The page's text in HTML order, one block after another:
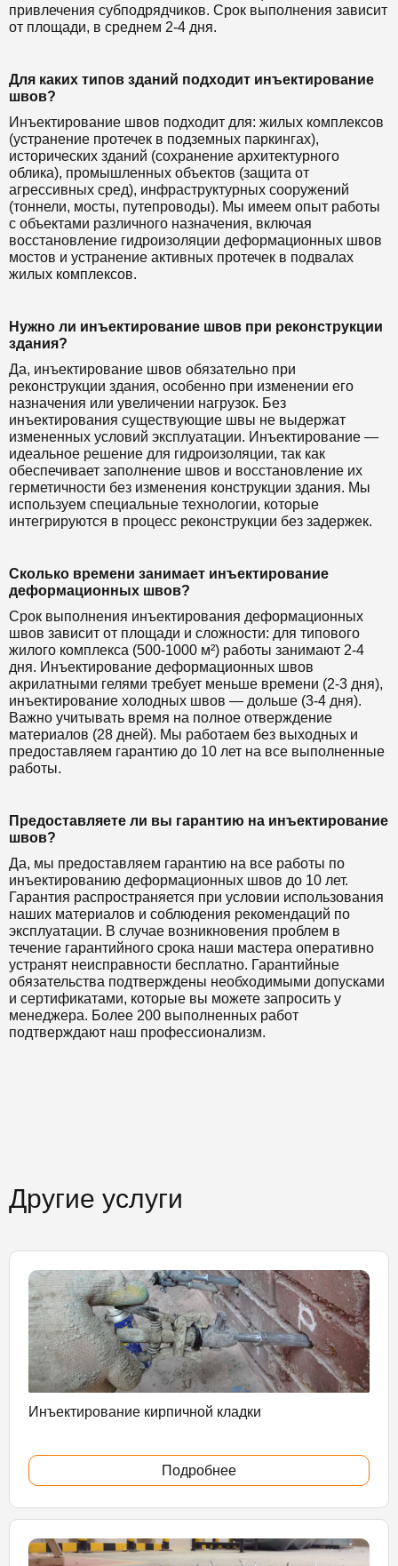
привлечения субподрядчиков. Срок выполнения зависит
от площади, в среднем 2-4 дня.
Для каких типов зданий подходит инъектирование
швов?
Инъектирование швов подходит для: жилых комплексов
(устранение протечек в подземных паркингах),
исторических зданий (сохранение архитектурного
облика), промышленных объектов (защита от
агрессивных сред), инфраструктурных сооружений
(тоннели, мосты, путепроводы). Мы имеем опыт работы
с объектами различного назначения, включая
восстановление гидроизоляции деформационных швов
мостов и устранение активных протечек в подвалах
жилых комплексов.
Нужно ли инъектирование швов при реконструкции
здания?
Да, инъектирование швов обязательно при
реконструкции здания, особенно при изменении его
назначения или увеличении нагрузок. Без
инъектирования существующие швы не выдержат
измененных условий эксплуатации. Инъектирование —
идеальное решение для гидроизоляции, так как
обеспечивает заполнение швов и восстановление их
герметичности без изменения конструкции здания. Мы
используем специальные технологии, которые
интегрируются в процесс реконструкции без задержек.
Сколько времени занимает инъектирование
деформационных швов?
Срок выполнения инъектирования деформационных
швов зависит от площади и сложности: для типового
жилого комплекса (500-1000 м²) работы занимают 2-4
дня. Инъектирование деформационных швов
акрилатными гелями требует меньше времени (2-3 дня),
инъектирование холодных швов — дольше (3-4 дня).
Важно учитывать время на полное отверждение
материалов (28 дней). Мы работаем без выходных и
предоставляем гарантию до 10 лет на все выполненные
работы.
Предоставляете ли вы гарантию на инъектирование
швов?
Да, мы предоставляем гарантию на все работы по
инъектированию деформационных швов до 10 лет.
Гарантия распространяется при условии использования
наших материалов и соблюдения рекомендаций по
эксплуатации. В случае возникновения проблем в
течение гарантийного срока наши мастера оперативно
устранят неисправности бесплатно. Гарантийные
обязательства подтверждены необходимыми допусками
и сертификатами, которые вы можете запросить у
менеджера. Более 200 выполненных работ
подтверждают наш профессионализм.
Другие услуги
Инъектирование кирпичной кладки
Подробнее